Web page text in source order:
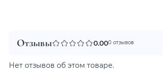
Отзывы 0.000 отзывов
Нет отзывов об этом товаре.